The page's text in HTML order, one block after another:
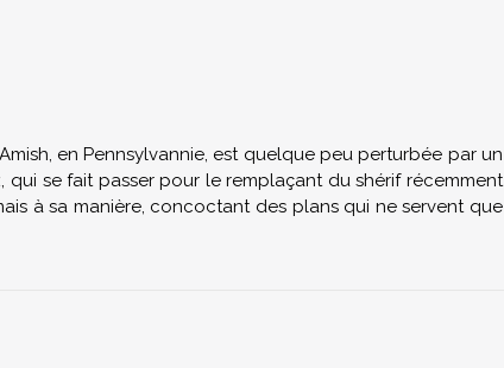
en Pennsylvannie, est quelque peu perturbée par un
se fait passer pour le remplaçant du shérif récemment
à sa manière, concoctant des plans qui ne servent que